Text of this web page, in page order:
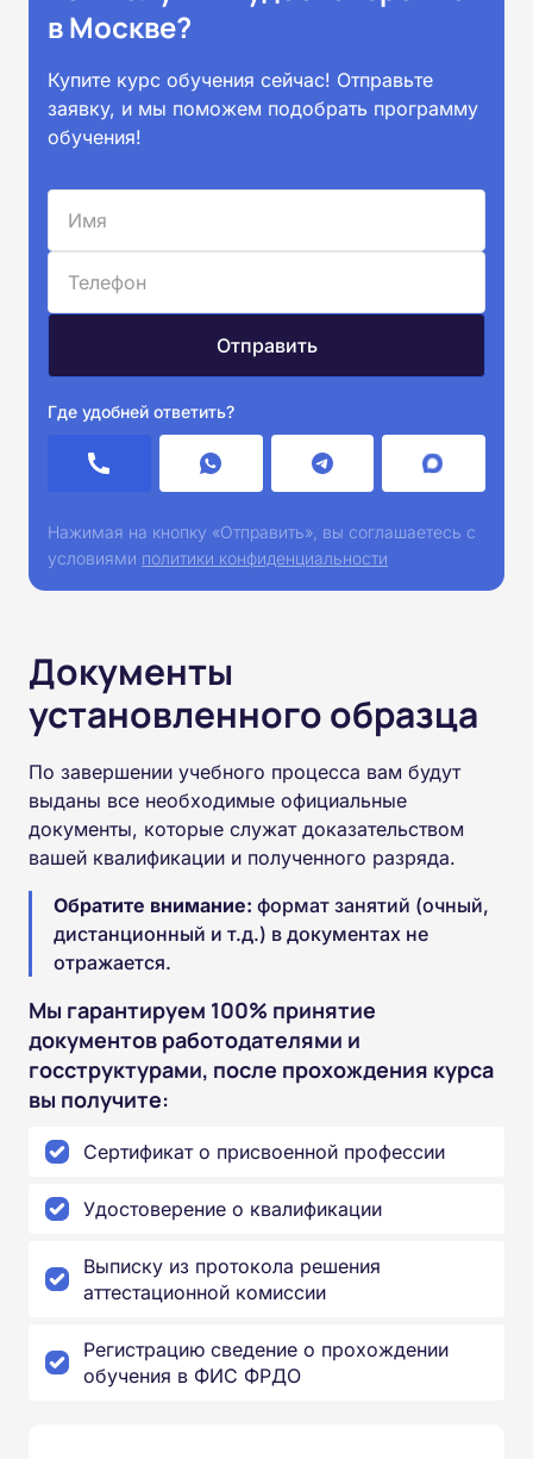
в Москве?
Купите курс обучения сейчас! Отправьте
заявку, и мы поможем подобрать программу
обучения!
Где удобней ответить?
Нажимая на кнопку «Отправить», вы соглашаетесь с
условиями политики конфиденциальности
Документы
установленного образца
По завершении учебного процесса вам будут
выданы все необходимые официальные
документы, которые служат доказательством
вашей квалификации и полученного разряда.
Обратите внимание: формат занятий (очный,
дистанционный и т.д.) в документах не
отражается.
Мы гарантируем 100% принятие
документов работодателями и
госструктурами, после прохождения курса
вы получите:
Сертификат о присвоенной профессии
Удостоверение о квалификации
Выписку из протокола решения
аттестационной комиссии
Регистрацию сведение о прохождении
обучения в ФИС ФРДО